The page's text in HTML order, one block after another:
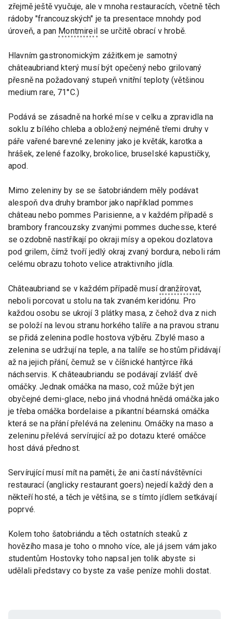
zřejmě ještě vyučuje, ale v mnoha restauracích, včetně těch
rádoby "francouzských" je ta presentace mnohdy pod
úroveň, a pan Montmireil se určitě obrací v hrobě.
Hlavním gastronomickým zážitkem je samotný
châteaubriand který musí být opečený nebo grilovaný
přesně na požadovaný stupeň vnitřní teploty (většinou
medium rare, 71°C.)
Podává se zásadně na horké míse v celku a zpravidla na
soklu z bílého chleba a obložený nejméně třemi druhy v
páře vařené barevné zeleniny jako je květák, karotka a
hrášek, zelené fazolky, brokolice, bruselské kapustičky,
apod.
Mimo zeleniny by se se šatobriándem měly podávat
alespoň dva druhy brambor jako například pommes
château nebo pommes Parisienne, a v každém případě s
brambory francouzsky zvanými pommes duchesse, které
se ozdobně nastříkají po okraji mísy a opekou dozlatova
pod grilem, čímž tvoří jedlý okraj zvaný bordura, neboli rám
celému obrazu tohoto velice atraktivního jídla.
Châteaubriand se v každém případě musídranžírovat,
neboli porcovat u stolu na tak zvaném keridónu. Pro
každou osobu se ukrojí 3 plátky masa, z čehož dva z nich
se položí na levou stranu horkého talíře a na pravou stranu
se přidá zelenina podle hostova výběru. Zbylé maso a
zelenina se udržují na teple, a na talíře se hostům přidávají
až na jejich přání, čemuž se v číšnické hantýrce říká
náchservis. K châteaubriandu se podávají zvlášť dvě
omáčky. Jednak omáčka na maso, což může být jen
obyčejné demi-glace, nebo jiná vhodná hnědá omáčka jako
je třeba omáčka bordelaise a pikantní béarnská omáčka
která se na přání přelévá na zeleninu. Omáčky na maso a
zeleninu přelévá servírující až po dotazu které omáčce
host dává přednost.
Servírující musí mít na paměti, že ani častí návštěvníci
restaurací (anglicky restaurant goers) nejedí každý den a
někteří hosté, a těch je většina, se s tímto jídlem setkávají
poprvé.
Kolem toho šatobriándu a těch ostatních steaků z
hovězího masa je toho o mnoho více, ale já jsem vám jako
studentům Hostovky toho napsal jen tolik abyste si
udělali představy co byste za vaše peníze mohli dostat.